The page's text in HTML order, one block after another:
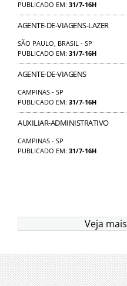
PUBLICADO EM: 31/7-16H
AGENTE-DE-VIAGENS-LAZER
SÃO PAULO, BRASIL - SP
PUBLICADO EM: 31/7-16H
AGENTE-DE-VIAGENS
CAMPINAS - SP
PUBLICADO EM: 31/7-16H
AUXILIAR-ADMINISTRATIVO
CAMPINAS - SP
PUBLICADO EM: 31/7-16H
Veja mais